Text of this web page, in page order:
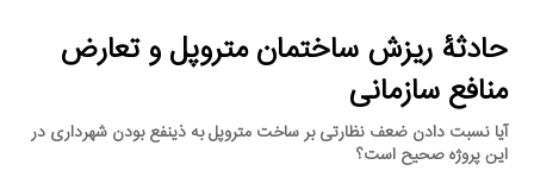
حادثۀ ریزش ساختمان متروپل و تعارض
منافع سازمانی
آیا نسبت دادن ضعف نظارتی بر ساخت متروپل به ذینفع بودن شهرداری در
این پروژه صحیح است؟